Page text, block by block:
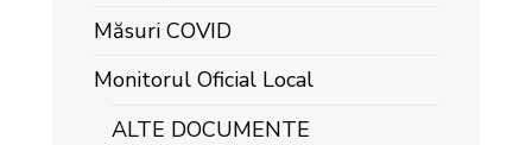
Măsuri COVID
Monitorul Oficial Local
ALTE DOCUMENTE